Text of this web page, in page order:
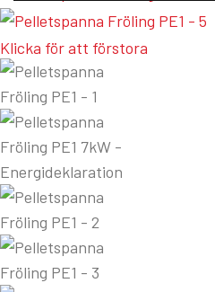
Klicka för att förstora